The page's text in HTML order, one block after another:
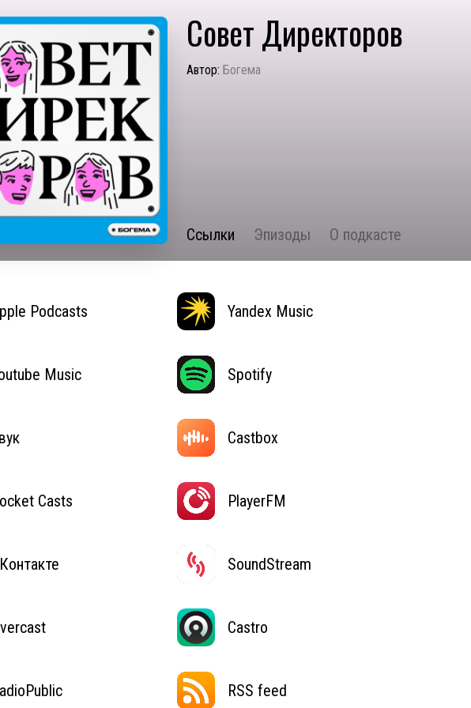
Совет Директоров
Автор: Богема
Ссылки Эпизоды О подкасте
Podcasts Yandex Music
Music Spotify
Castbox
Casts PlayerFM
SoundStream
Castro
RSS feed